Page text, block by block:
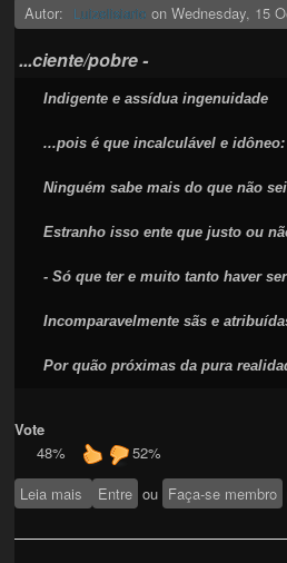
Autor: Luizelisiario onWednesday, 15
...ciente/pobre -
Indigente e assídua ingenuidade
...pois é que incalculável e idôneo:
Ninguém sabe mais do que não
Estranho isso ente que justo ou
- Só que ter e muito tanto haver ser
Incomparavelmente sãs e
Por quão próximas da pura
Vote
48%
52%
Leia mais sobre ,,,ciente/pobre -
Entre ou Faça-se membro